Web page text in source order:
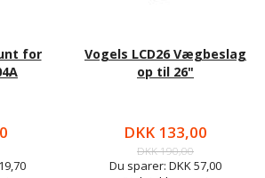
for
Vogels LCD26 Vægbeslag
op til 26"
DKK 133,00
DKK 190,00
Du sparer: DKK 57,00